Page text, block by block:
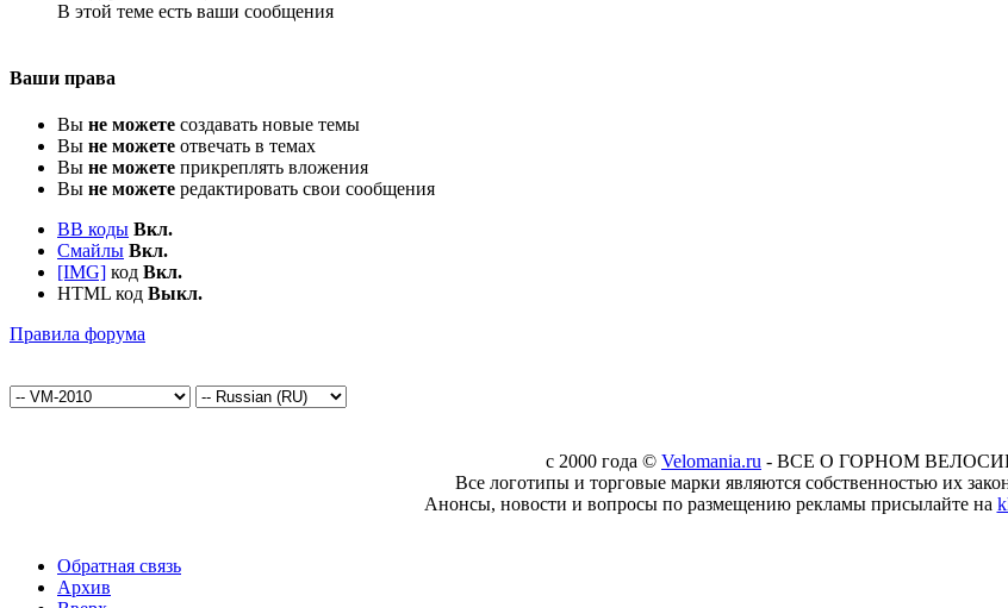
В этой теме есть ваши сообщения
Ваши права
Вы не можете создавать новые темы
Вы не можете отвечать в темах
Вы не можете прикреплять вложения
Вы не можете редактировать свои сообщения
BB коды Вкл.
Смайлы Вкл.
[IMG] код Вкл.
HTML код Выкл.
Правила форума
c 2000 года © Velomania.ru - ВСЕ О ГОРНОМ
Все логотипы и торговые марки являются собственностью их
Анонсы, новости и вопросы по размещению рекламы присылайте на
Обратная связь
Архив